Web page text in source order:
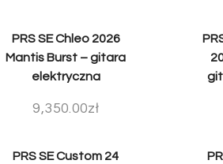
PRS SE Chleo 2026
Mantis Burst – gitara
elektryczna
9,350.00zł
PRS SE Custom 24